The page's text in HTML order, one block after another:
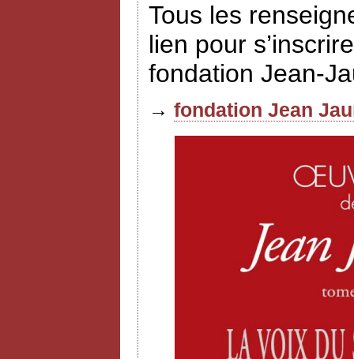
Tous les
lien pour
fondation Jean-
→ fondation Jean